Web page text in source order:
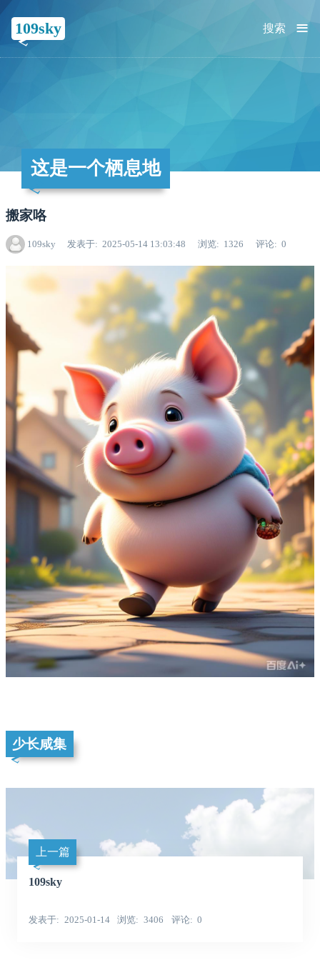
109sky ≡
搜索
这是一个栖息地
搬家咯
109sky 发表于 2025-05-14 13:03:48 浏览 1326 评论 0
少长咸集
上一篇
109sky
发表于 2025-01-14 浏览 3406 评论 0